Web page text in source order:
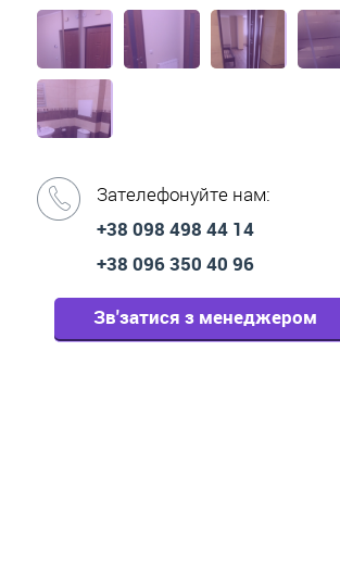
Зателефонуйте нам:
+38 098 498 44 14
+38 096 350 40 96
Зв'затися з менеджером